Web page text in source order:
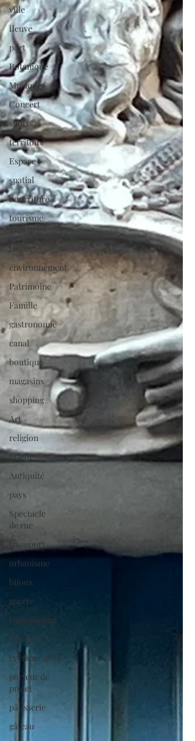
ville
fleuve
port
Botanique
Musique
Concert
sports
territoire
Espace
spatial
nourriture
tourisme
industriel
nature
environnement
Patrimoine
Famille
gastronomie
canal
boutique
magasins
shopping
Art
religion
orient
Antiquité
pays
Spectacle
de rue
transport
urbanisme
bijoux
guerre
Carcassonne
Domaine
évènementiel
porteur de
projet
pâtisserie
gâteau